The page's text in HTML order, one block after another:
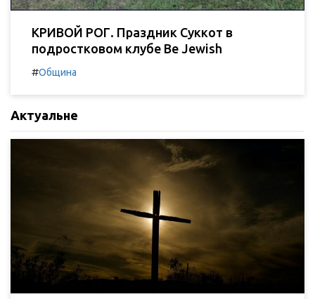
КРИВОЙ РОГ. Праздник Суккот в
подростковом клубе Be Jewish
#Община
Актуальне